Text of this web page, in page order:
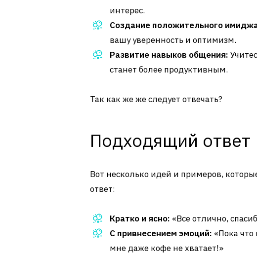
интерес.
Создание положительного
вашу уверенность и оптимизм.
Развитие навыков общения:
станет более продуктивным.
Так как же же следует отвечать?
Подходящий ответ
Вот несколько идей и примеров,
ответ:
Кратко и ясно: «Все отлично,
С привнесением эмоций: «Пока что
мне даже кофе не хватает!»